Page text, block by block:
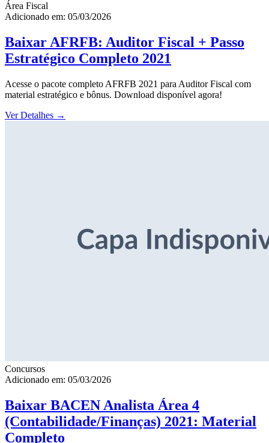
Área Fiscal
Adicionado em: 05/03/2026
Baixar AFRFB: Auditor Fiscal + Passo
Estratégico Completo 2021
Acesse o pacote completo AFRFB 2021 para Auditor Fiscal com
material estratégico e bônus. Download disponível agora!
Ver Detalhes →
Concursos
Adicionado em: 05/03/2026
Baixar BACEN Analista Área 4
(Contabilidade/Finanças) 2021: Material
Completo